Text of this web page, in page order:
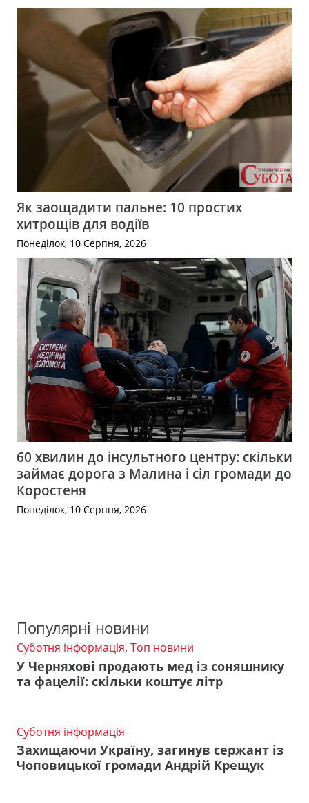
Як заощадити пальне: 10 простих
хитрощів для водіїв
Понеділок, 10 Серпня, 2026
60 хвилин до інсультного центру: скільки
займає дорога з Малина і сіл громади до
Коростеня
Понеділок, 10 Серпня, 2026
Популярні новини
Суботня інформація, Топ новини
У Черняхові продають мед із соняшнику
та фацелії: скільки коштує літр
Суботня інформація
Захищаючи Україну, загинув сержант із
Чоповицької громади Андрій Крещук